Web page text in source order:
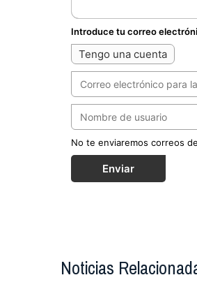
Introduce tu correo
Tengo una cuenta
No te enviaremos correos
Enviar
Noticias